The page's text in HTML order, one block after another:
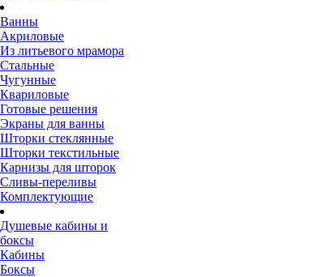
Ванны
Акриловые
Из литьевого мрамора
Стальные
Чугунные
Квариловые
Готовые решения
Экраны для ванны
Шторки стеклянные
Шторки текстильные
Карнизы для шторок
Сливы-переливы
Комплектующие
Душевые кабины и
боксы
Кабины
Боксы